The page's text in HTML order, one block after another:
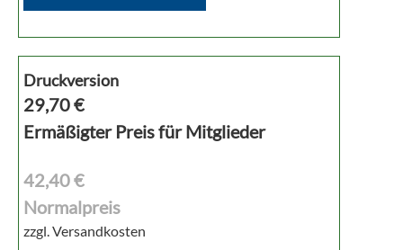
Druckversion
29,70€
Ermäßigter Preis für Mitglieder
42,40 €
Normalpreis
zzgl. Versandkosten